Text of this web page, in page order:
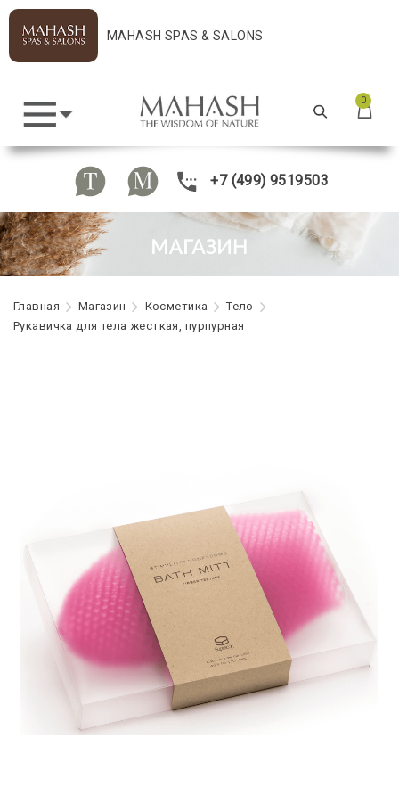
MAHASH SPAS & SALONS
0
+7 (499) 9519503
Главная Maгазин Косметика
Тело
Рукавичка для тела жесткая, пурпурная